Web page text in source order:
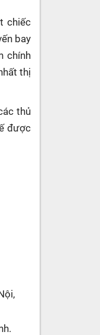
chiếc
bay
chính
thị
thủ
được